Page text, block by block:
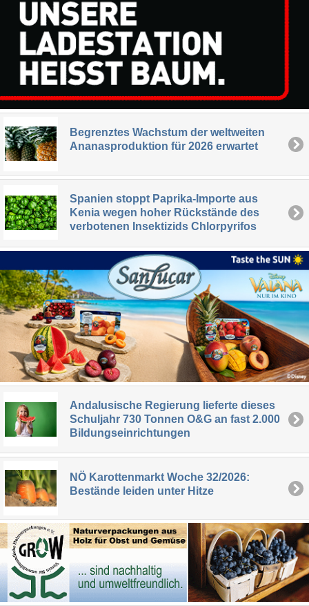
Begrenztes Wachstum der weltweiten
Ananasproduktion für 2026 erwartet
Spanien stoppt Paprika-Importe aus
Kenia wegen hoher Rückstände des
verbotenen Insektizids Chlorpyrifos
Andalusische Regierung lieferte dieses
Schuljahr 730 Tonnen O&G an fast 2.000
Bildungseinrichtungen
NÖ Karottenmarkt Woche 32/2026:
Bestände leiden unter Hitze